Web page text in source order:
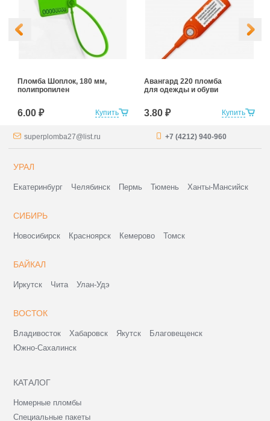
Купить
Пломба Шоплок, 180 мм,
полипропилен
6.00 ₽ Купить
Авангард 220 пломба
для одежды и обуви
3.80 ₽
superplomba27@list.ru +7 (4212) 940-960
УРАЛ
Екатеринбург Челябинск Пермь Тюмень Ханты-Мансийск
СИБИРЬ
Новосибирск Красноярск Кемерово Томск
БАЙКАЛ
Иркутск Чита Улан-Удэ
ВОСТОК
Владивосток Хабаровск Якутск
Благовещенск
Южно-Сахалинск
КАТАЛОГ
Номерные пломбы
Специальные пакеты